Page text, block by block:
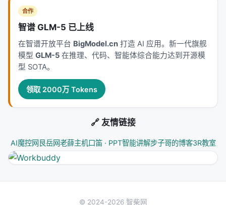
这个差异向量主要影响的是
而不是语音处理相关的参数。
如果用全参数微调，$\theta_{speech}$ 可能会大幅
偏离 $\theta_{base}$，加上 $\Delta\theta$ 后可能
会干扰语音处理能力。LoRA 起到了一个「保护壳」的
作用。
意外收获：长思维链能力也迁移了
论文报告了一个意外的发现：SpeechCombine 不仅
（long-thinking）能力 。
QWEN3-8B-instruct 有较强的长链推理能力（能在回
答前做长篇思考）。SpeechCombine 加上
合作
智谱 GLM-5 已上线
在智谱开放平台 BigModel.cn 打造 AI 应用。新一代旗舰
模型 GLM-5 在推理、代码、智能体综合能力达到开源模
型 SOTA。
领取 2000万 Tokens
🔗 友情链接
AI魔控网 艮岳网老薛主机口笛 · PPT智能讲解步子哥的博客3R教室
© 2024-2026 智柴网